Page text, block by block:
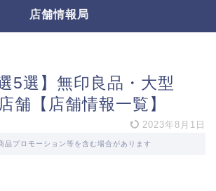
店舗情報局
5選】無印良品・大型
舗【店舗情報一覧】
2023年8月1日
品プロモーション等を含む場合があります